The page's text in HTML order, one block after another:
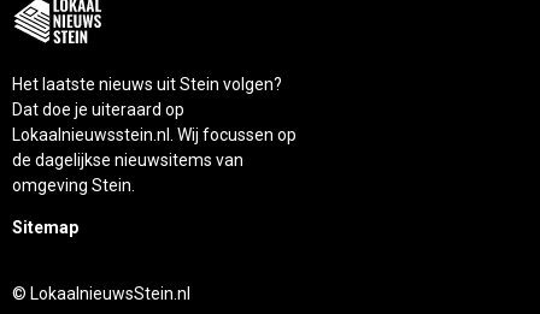
Het laatste nieuws uit Stein volgen?
Dat doe je uiteraard op
Lokaalnieuwsstein.nl. Wij focussen op
de dagelijkse nieuwsitems van
omgeving Stein.
Sitemap
© LokaalnieuwsStein.nl